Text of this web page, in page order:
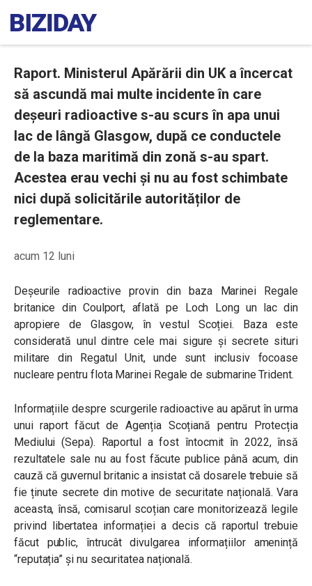
Raport. Ministerul Apărării din UK a încercat
să ascundă mai multe incidente în care
deșeuri radioactive s-au scurs în apa unui
lac de lângă Glasgow, după ce conductele
de la baza maritimă din zonă s-au spart.
Acestea erau vechi și nu au fost schimbate
nici după solicitările autorităților de
reglementare.
acum 12 luni
Deșeurile radioactive provin din baza Marinei Regale
britanice din Coulport, aflată pe Loch Long un lac din
apropiere de Glasgow, în vestul Scoției. Baza este
considerată unul dintre cele mai sigure și secrete situri
militare din Regatul Unit, unde sunt inclusiv focoase
nucleare pentru flota Marinei Regale de submarine Trident.
Informațiile despre scurgerile radioactive au apărut în urma
unui raport făcut de Agenția Scoțiană pentru Protecția
Mediului (Sepa). Raportul a fost întocmit în 2022, însă
rezultatele sale nu au fost făcute publice până acum, din
cauză că guvernul britanic a insistat că dosarele trebuie să
fie ținute secrete din motive de securitate națională. Vara
aceasta, însă, comisarul scoțian care monitorizează legile
privind libertatea informației a decis că raportul trebuie
făcut public, întrucât divulgarea informațiilor amenință
“reputația” și nu securitatea națională.